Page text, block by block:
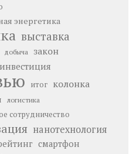
энергетика
выставка
добыча закон
инвестиция
итог колонка
логистика
сотрудничество
нанотехнология
смартфон